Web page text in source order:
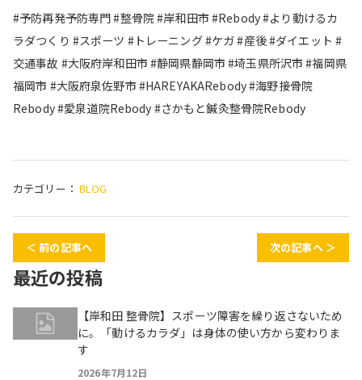
#予防再発予防専門 #整骨院 #岸和田市 #Rebody #より動けるカ
ラダつくり #スポーツ #トレーニング #ケガ #産後 #ダイエット #
交通事故 #大阪府岸和田市 #静岡県静岡市 #埼玉県所沢市 #福岡県
福岡市 #大阪府泉佐野市 #HAREYAKARebody #海野接骨院
Rebody #愛泉道院Rebody #さかもと鍼灸整骨院Rebody
カテゴリー： BLOG
＜ 前の記事へ 次の記事へ ＞
最近の投稿
【岸和田 整骨院】スポーツ障害を繰り返さないため
に。「動けるカラダ」は身体の使い方から変わりま
す
2026年7月12日